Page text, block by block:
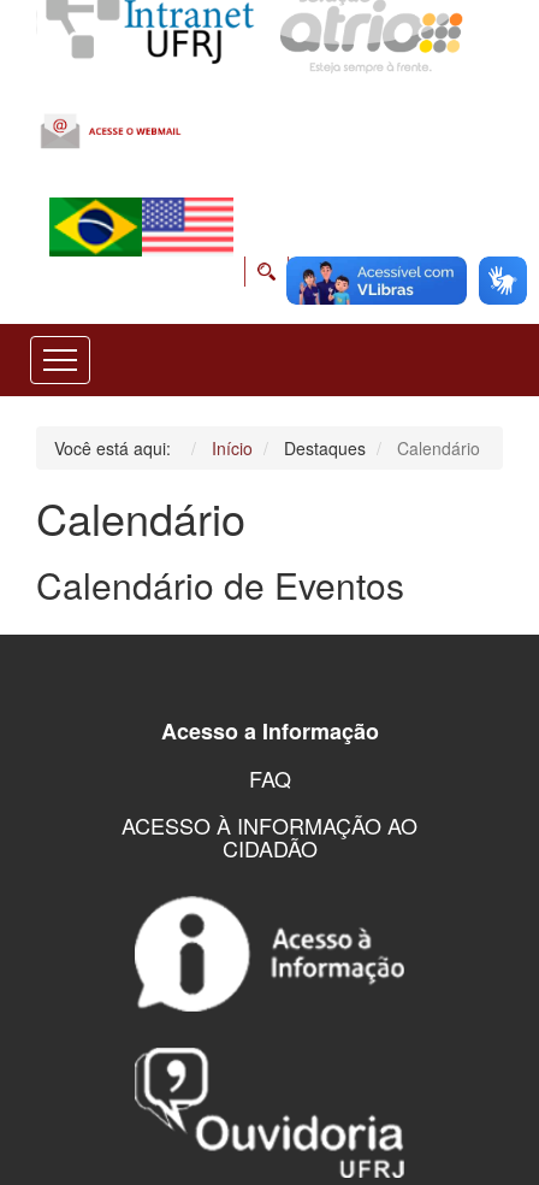
Você está aqui: Início Destaques Calendário
Calendário
Calendário de Eventos
Acesso a Informação
FAQ
ACESSO À INFORMAÇÃO AO
CIDADÃO